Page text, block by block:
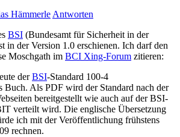
Hämmerle Antworten
BSI (Bundesamt für Sicherheit in der
in der Version 1.0 erschienen. Ich darf den
Moschgath im BCI Xing-Forum zitieren:
derBSI-Standard 100-4
Buch. Als PDF wird der Standard nach der
bereitgestellt wie auch auf der BSI-
verteilt wird. Die englische Übersetzung
ich mit der Veröffentlichung frühstens
rechnen.